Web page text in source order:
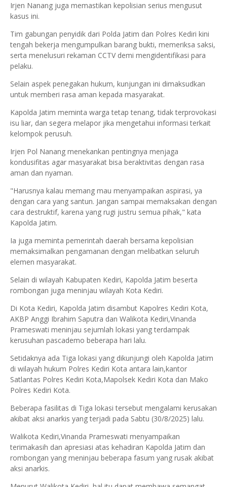
Irjen Nanang juga memastikan kepolisian serius mengusut
kasus ini.
Tim gabungan penyidik dari Polda Jatim dan Polres Kediri kini
tengah bekerja mengumpulkan barang bukti, memeriksa saksi,
serta menelusuri rekaman CCTV demi mengidentifikasi para
pelaku.
Selain aspek penegakan hukum, kunjungan ini dimaksudkan
untuk memberi rasa aman kepada masyarakat.
Kapolda Jatim meminta warga tetap tenang, tidak terprovokasi
isu liar, dan segera melapor jika mengetahui informasi terkait
kelompok perusuh.
Irjen Pol Nanang menekankan pentingnya menjaga
kondusifitas agar masyarakat bisa beraktivitas dengan rasa
aman dan nyaman.
"Harusnya kalau memang mau menyampaikan aspirasi, ya
dengan cara yang santun. Jangan sampai memaksakan dengan
cara destruktif, karena yang rugi justru semua pihak," kata
Kapolda Jatim.
Ia juga meminta pemerintah daerah bersama kepolisian
memaksimalkan pengamanan dengan melibatkan seluruh
elemen masyarakat.
Selain di wilayah Kabupaten Kediri, Kapolda Jatim beserta
rombongan juga meninjau wilayah Kota Kediri.
Di Kota Kediri, Kapolda Jatim disambut Kapolres Kediri Kota,
AKBP Anggi Ibrahim Saputra dan Walikota Kediri,Vinanda
Prameswati meninjau sejumlah lokasi yang terdampak
kerusuhan pascademo beberapa hari lalu.
Setidaknya ada Tiga lokasi yang dikunjungi oleh Kapolda Jatim
di wilayah hukum Polres Kediri Kota antara lain,kantor
Satlantas Polres Kediri Kota,Mapolsek Kediri Kota dan Mako
Polres Kediri Kota.
Beberapa fasilitas di Tiga lokasi tersebut mengalami kerusakan
akibat aksi anarkis yang terjadi pada Sabtu (30/8/2025) lalu.
Walikota Kediri,Vinanda Prameswati menyampaikan
terimakasih dan apresiasi atas kehadiran Kapolda Jatim dan
rombongan yang meninjau beberapa fasum yang rusak akibat
aksi anarkis.